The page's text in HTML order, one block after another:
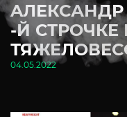
-Й СТРОЧКЕ
04.05.2022